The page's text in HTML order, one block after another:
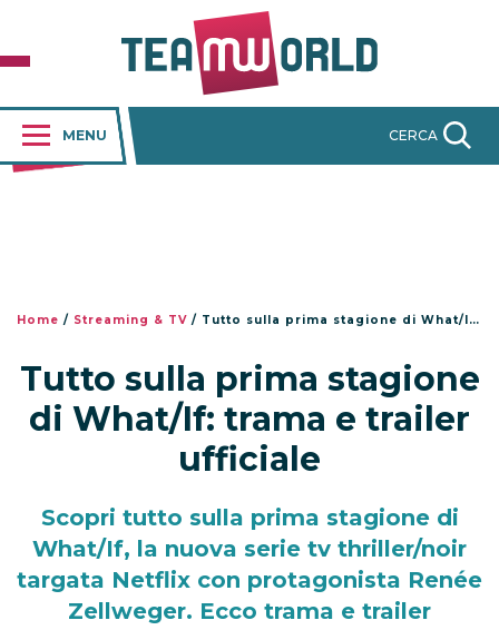
MENU CERCA
Home / Streaming & TV / Tutto sulla prima stagione di What/If: trama e trailer ufficiale
Tutto sulla prima stagione
di What/If: trama e trailer
ufficiale
Scopri tutto sulla prima stagione di
What/If, la nuova serie tv thriller/noir
targata Netflix con protagonista Renée
Zellweger. Ecco trama e trailer